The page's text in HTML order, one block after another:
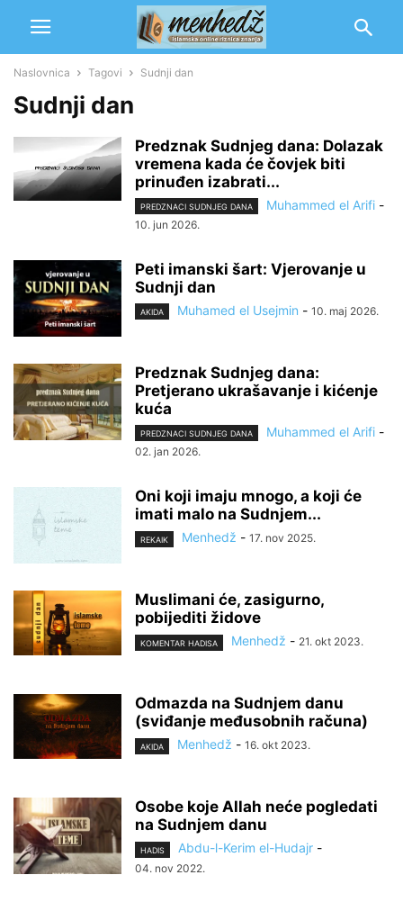
Naslovnica Tagovi Sudnji dan
Sudnji dan
Predznak Sudnjeg dana: Dolazak
vremena kada će čovjek biti
prinuđen izabrati...
PREDZNACI SUDNJEG DANA Muhammed el Arifi -
10. jun 2026.
Peti imanski šart: Vjerovanje u
Sudnji dan
AKIDA Muhamed el Usejmin - 10. maj 2026.
Predznak Sudnjeg dana:
Pretjerano ukrašavanje i kićenje
kuća
PREDZNACI SUDNJEG DANA Muhammed el Arifi -
02. jan 2026.
Oni koji imaju mnogo, a koji će
imati malo na Sudnjem...
REKAIK Menhedž - 17. nov 2025.
Muslimani će, zasigurno,
pobijediti židove
KOMENTAR HADISA Menhedž - 21. okt 2023.
Odmazda na Sudnjem danu
(sviđanje međusobnih računa)
AKIDA Menhedž - 16. okt 2023.
Osobe koje Allah neće pogledati
na Sudnjem danu
HADIS Abdu-l-Kerim el-Hudajr -
04. nov 2022.